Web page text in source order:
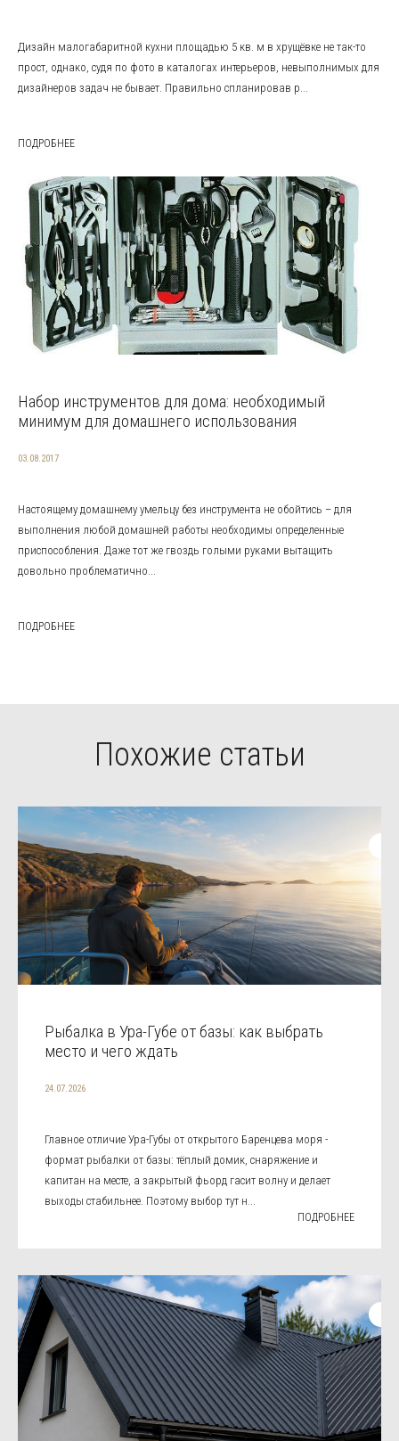
Дизайн малогабаритной кухни площадью 5 кв. м в хрущёвке не так-то
прост, однако, судя по фото в каталогах интерьеров, невыполнимых для
дизайнеров задач не бывает. Правильно спланировав р...
ПОДРОБНЕЕ
Набор инструментов для дома: необходимый
минимум для домашнего использования
03.08.2017
Настоящему домашнему умельцу без инструмента не обойтись – для
выполнения любой домашней работы необходимы определенные
приспособления. Даже тот же гвоздь голыми руками вытащить
довольно проблематично...
ПОДРОБНЕЕ
Похожие статьи
Рыбалка в Ура-Губе от базы: как выбрать
место и чего ждать
24.07.2026
Главное отличие Ура-Губы от открытого Баренцева моря -
формат рыбалки от базы: тёплый домик, снаряжение и
капитан на месте, а закрытый фьорд гасит волну и делает
выходы стабильнее. Поэтому выбор тут н...
ПОДРОБНЕЕ